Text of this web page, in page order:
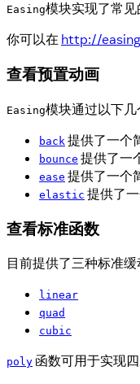
Easing模块实现了常
你可以在 http://
查看预置动画
Easing模块通过以下几
back 提供了一个
bounce 提供了一
ease 提供了一个
elastic 提供了
查看标准函数
目前提供了三种标准缓
linear
quad
cubic
poly 函数可用于实现